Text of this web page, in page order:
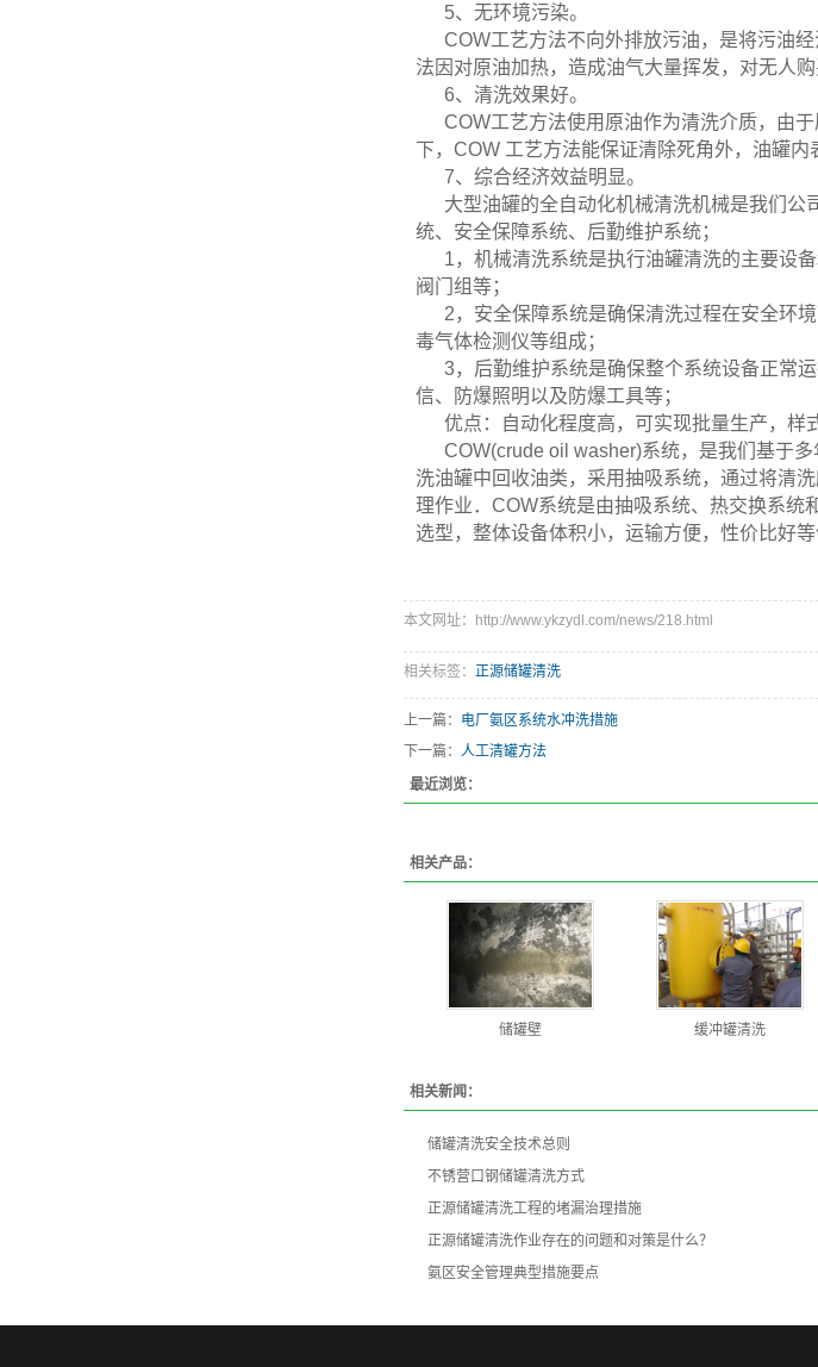
5、无环境污染。
COW工艺方法不向外排放污油，是将污油
法因对原油加热，造成油气大量挥发，对无人
6、清洗效果好。
COW工艺方法使用原油作为清洗介质，由
下，COW 工艺方法能保证清除死角外，油罐内
7、综合经济效益明显。
大型油罐的全自动化机械清洗机械是我们
统、安全保障系统、后勤维护系统；
1，机械清洗系统是执行油罐清洗的主要设
阀门组等；
2，安全保障系统是确保清洗过程在安全环
毒气体检测仪等组成；
3，后勤维护系统是确保整个系统设备正常
信、防爆照明以及防爆工具等；
优点：自动化程度高，可实现批量生产，样
COW(crude oil washer)系统，是我们基于
洗油罐中回收油类，采用抽吸系统，通过将清
理作业．COW系统是由抽吸系统、热交换系统
选型，整体设备体积小，运输方便，性价比好等
本文网址：http://www.ykzydl.com/news/218.html
相关标签： 正源储罐清洗
上一篇：
电厂氨区系统水冲洗措施
下一篇： 人工清罐方法
最近浏览：
相关产品：
储罐壁 缓冲罐清洗
相关新闻：
储罐清洗安全技术总则
不锈营口钢储罐清洗方式
正源储罐清洗工程的堵漏治理措施
正源储罐清洗作业存在的问题和对策是什么？
氨区安全管理典型措施要点